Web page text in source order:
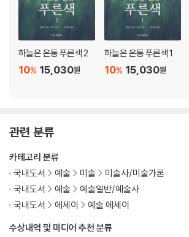
하늘은 온통 푸른색 2
15,030원
10%
하늘은 온통 푸른색 1
15,030원
10%
관련 분류
수상내역 및 미디어 추천 분류
카테고리 분류
국내도서
예술 미술
미술사/미술가론
국내도서
예술
예술일반/예술사
국내도서
에세이 예술 에세이